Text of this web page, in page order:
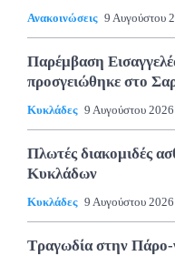
Ανακοινώσεις 9 Αυγούστου
Παρέμβαση
προσγειώθηκε στο
Κυκλάδες 9 Αυγούστου 2026
Πλωτές διακομιδές
Κυκλάδων
Κυκλάδες 9 Αυγούστου 2026
Τραγωδία στην Πάρο-